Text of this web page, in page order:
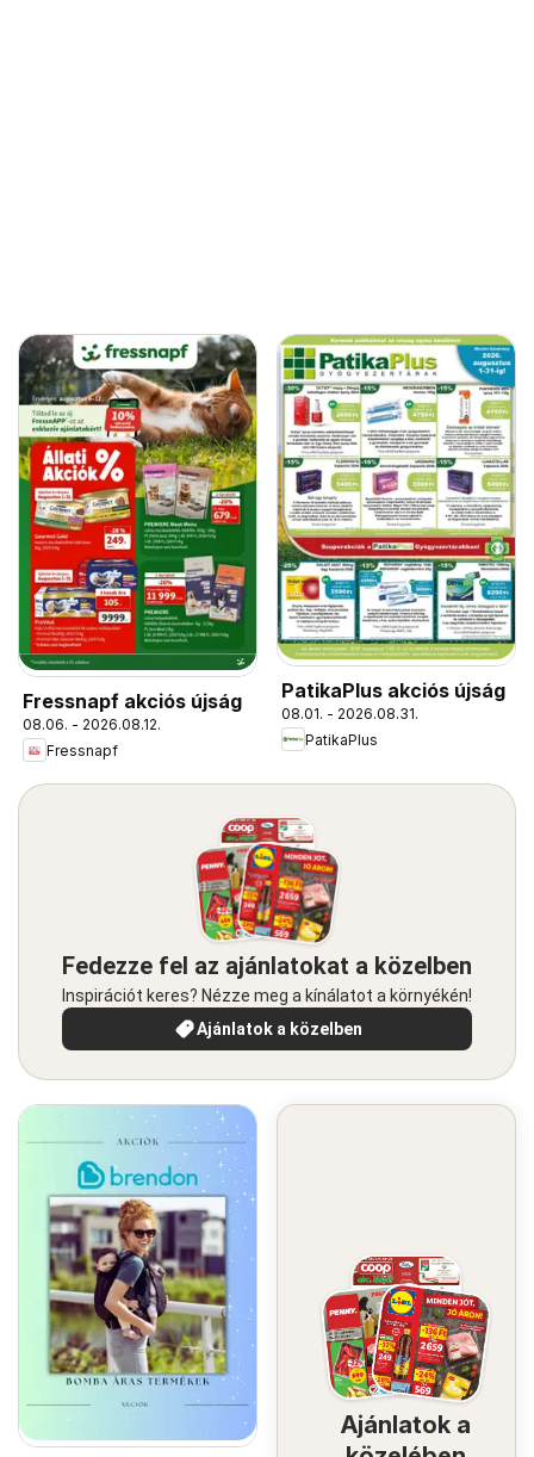
Fressnapf akciós újság
08.06. - 2026.08.12.
Fressnapf
PatikaPlus akciós újság
08.01. - 2026.08.31.
PatikaPlus
Fedezze fel az ajánlatokat a közelben
Inspirációt keres? Nézze meg a kínálatot a környékén!
Ajánlatok a közelben
Ajánlatok a